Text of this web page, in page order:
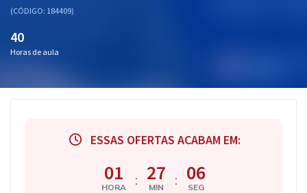
(CÓDIGO: 184409)
40
Horas de aula
ESSAS OFERTAS ACABAM EM:
01
HORA : 27
MIN : 05
SEG